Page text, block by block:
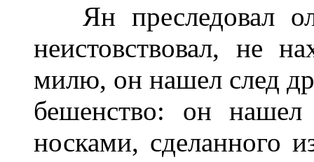
Ян преследовал
неистовствовал, не
милю, он нашел след
бешенство: он
носками, сделанного